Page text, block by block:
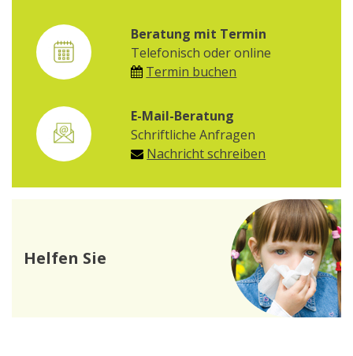
Beratung mit Termin
Telefonisch oder online
Termin buchen
E-Mail-Beratung
Schriftliche Anfragen
Nachricht schreiben
Helfen Sie